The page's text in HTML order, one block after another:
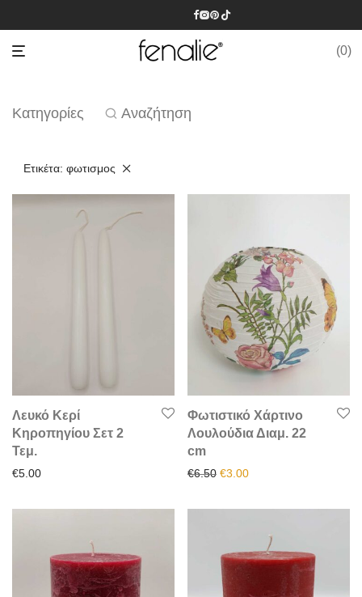
0
Κατηγορίες Αναζήτηση
Ετικέτα: φωτισμος
Λευκό Κερί
Κηροπηγίου Σετ 2
Τεμ.
€5.00
Φωτιστικό Χάρτινο
Λουλούδια Διαμ. 22
cm
€6.50 Original price was: €6.50.
€3.00Η τρέχουσα τιμή